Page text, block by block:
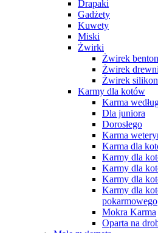
Drapaki
Gadżety
Kuwety
Miski
Żwirki
Żwirek
Żwirek
Żwirek
Karmy dla kotów
Karma
Dla juniora
Dorosłego
Karma
Karma dla
Karmy dla
Karmy dla
Karmy dla
Karmy dla
pokarmowego
Mokra Karma
Oparta na